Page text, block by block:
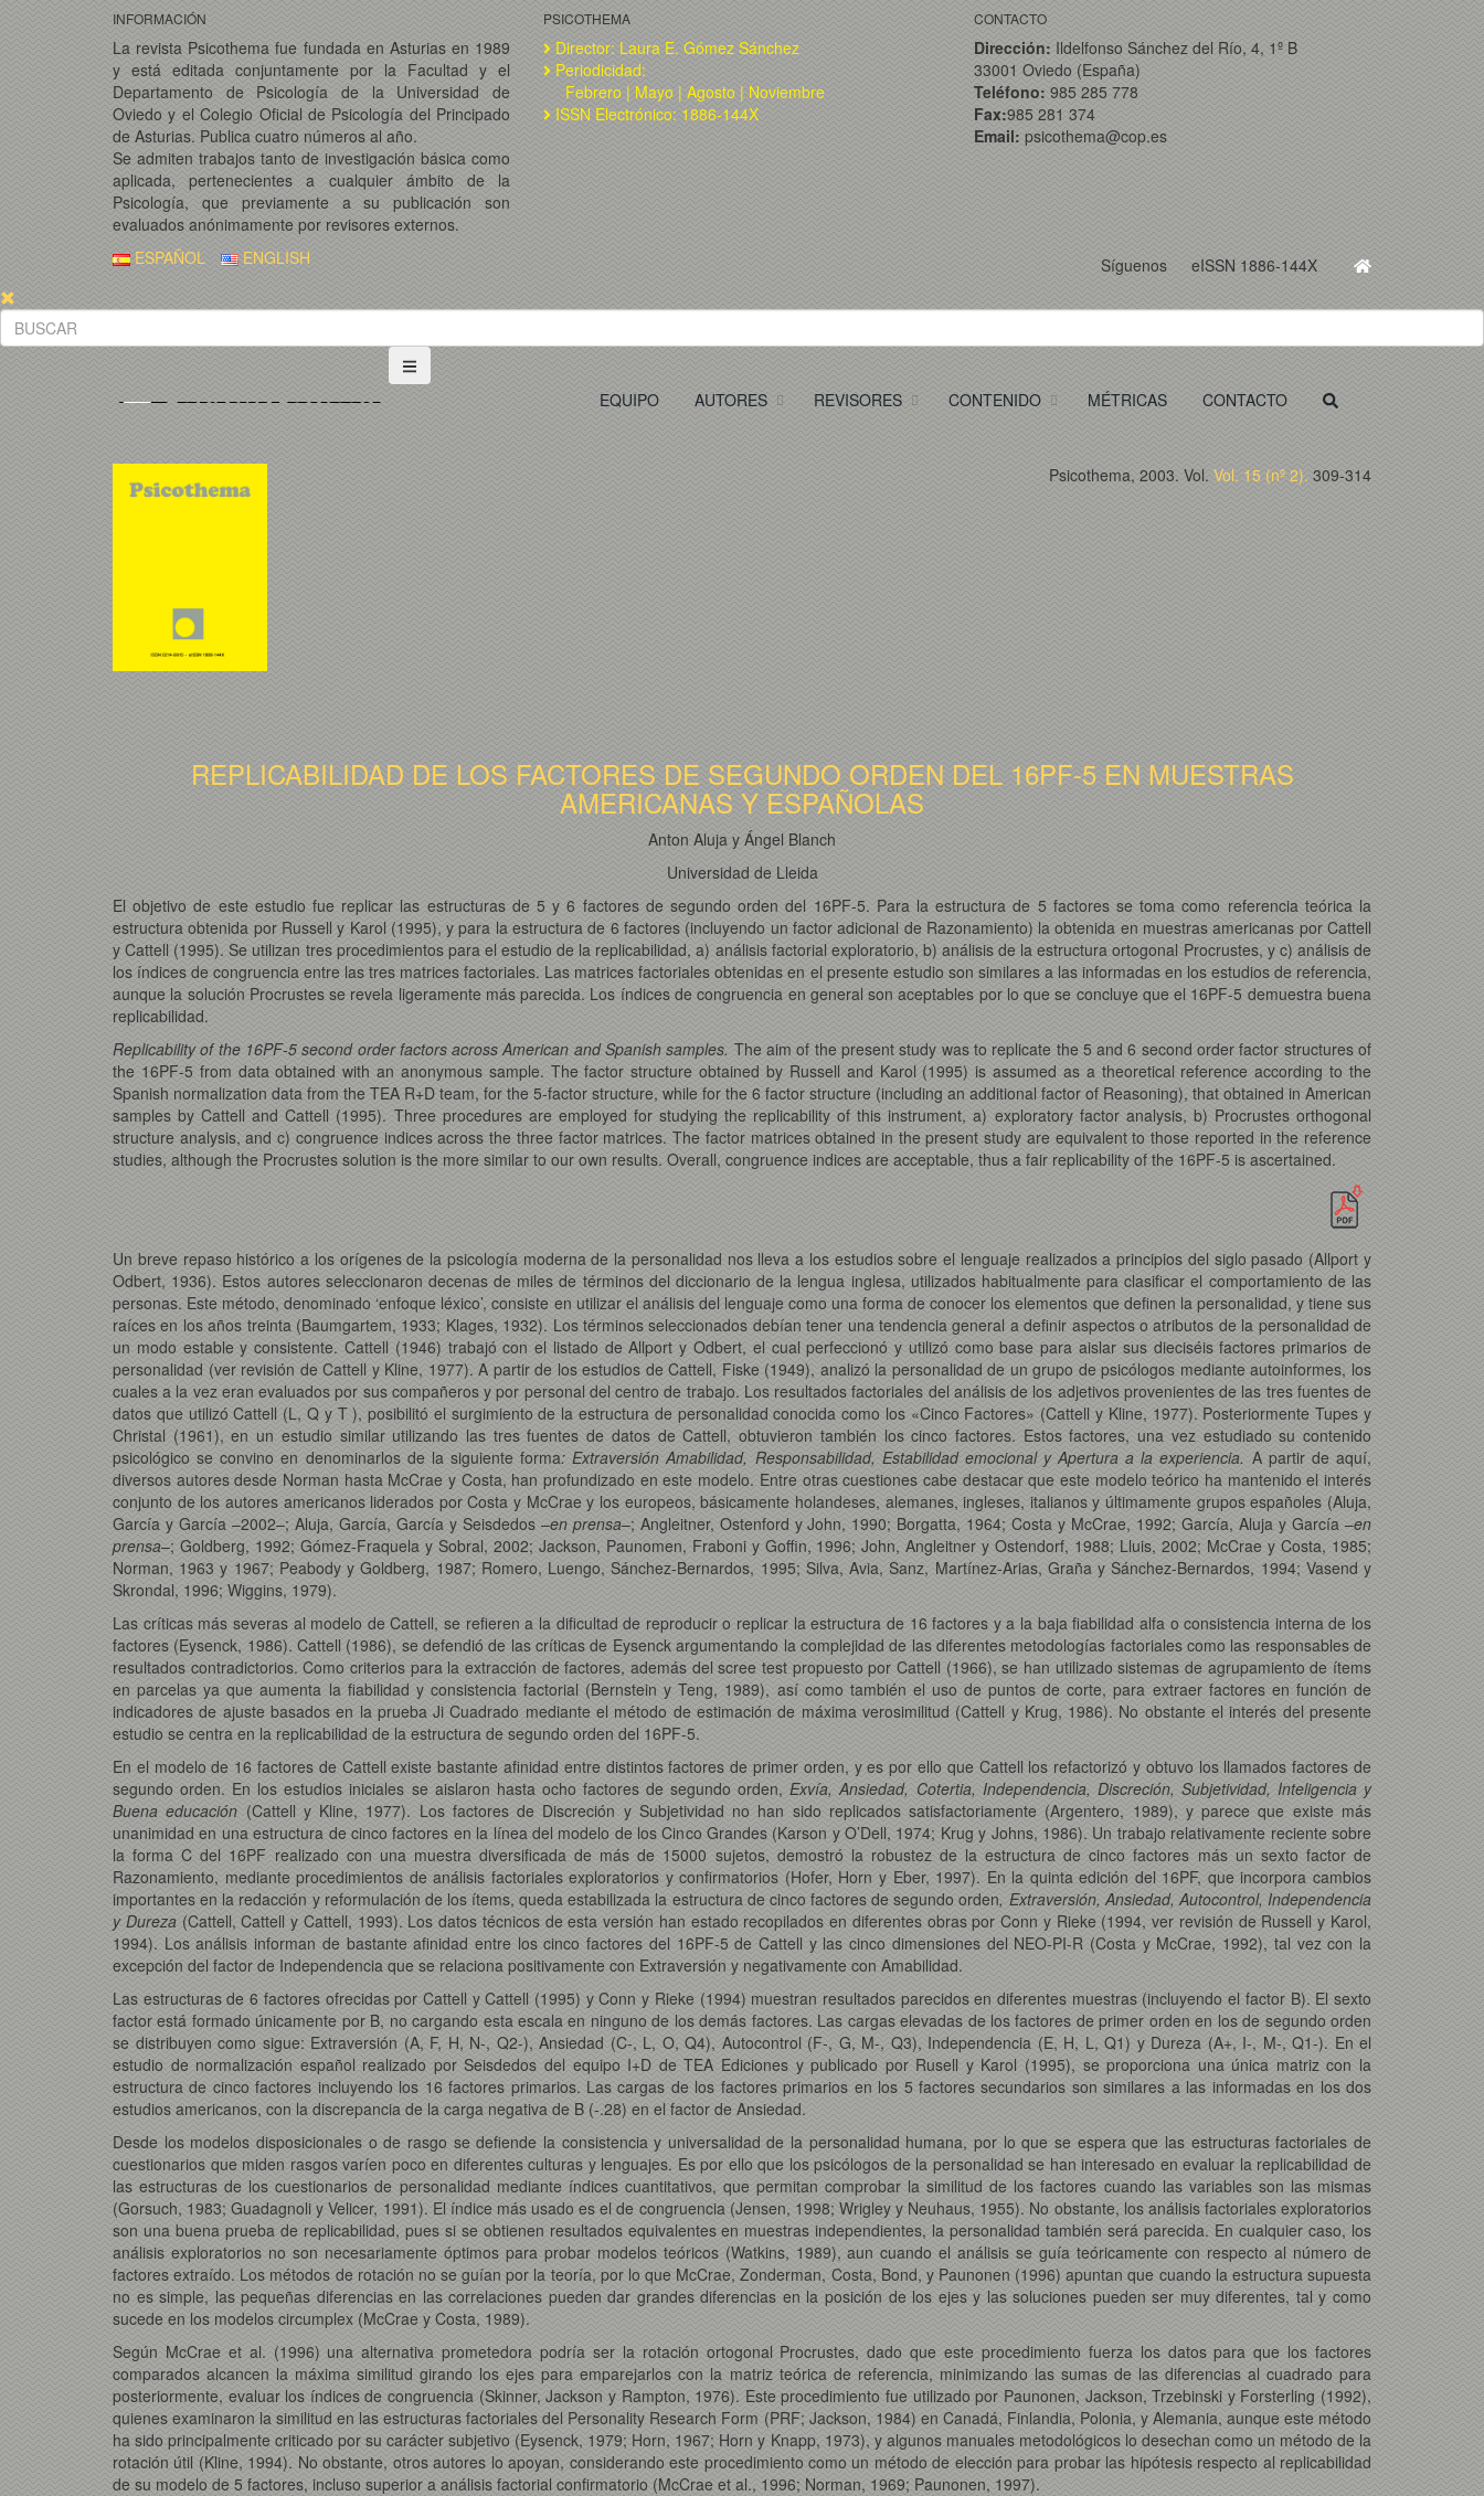
INFORMACIÓN
La revista Psicothema fue fundada en Asturias en 1989
y está editada conjuntamente por la Facultad y el
Departamento de Psicología de la Universidad de
Oviedo y el Colegio Oficial de Psicología del Principado
de Asturias. Publica cuatro números al año.
Se admiten trabajos tanto de investigación básica como
aplicada, pertenecientes a cualquier ámbito de la
Psicología, que previamente a su publicación son
evaluados anónimamente por revisores externos.
PSICOTHEMA
Director: Laura E. Gómez Sánchez
Periodicidad:
Febrero | Mayo | Agosto | Noviembre
ISSN Electrónico: 1886-144X
CONTACTO
Dirección: Ildelfonso Sánchez del Río, 4, 1º B
33001 Oviedo (España)
Teléfono: 985 285 778
Fax:985 281 374
Email: psicothema@cop.es
Síguenos eISSN 1886-144X
ESPAÑOL ENGLISH
EQUIPO AUTORES REVISORES CONTENIDO MÉTRICAS CONTACTO
Psicothema, 2003. Vol. Vol. 15 (nº 2). 309-314
REPLICABILIDAD DE LOS FACTORES DE SEGUNDO ORDEN DEL 16PF-5 EN MUESTRAS
AMERICANAS Y ESPAÑOLAS
Anton Aluja y Ángel Blanch
Universidad de Lleida
El objetivo de este estudio fue replicar las estructuras de 5 y 6 factores de segundo orden del 16PF-5. Para la estructura de 5 factores se toma como referencia teórica la
estructura obtenida por Russell y Karol (1995), y para la estructura de 6 factores (incluyendo un factor adicional de Razonamiento) la obtenida en muestras americanas por Cattell
y Cattell (1995). Se utilizan tres procedimientos para el estudio de la replicabilidad, a) análisis factorial exploratorio, b) análisis de la estructura ortogonal Procrustes, y c) análisis de
los índices de congruencia entre las tres matrices factoriales. Las matrices factoriales obtenidas en el presente estudio son similares a las informadas en los estudios de referencia,
aunque la solución Procrustes se revela ligeramente más parecida. Los índices de congruencia en general son aceptables por lo que se concluye que el 16PF-5 demuestra buena
replicabilidad.
Replicability of the 16PF-5 second order factors across American and Spanish samples. The aim of the present study was to replicate the 5 and 6 second order factor structures of
the 16PF-5 from data obtained with an anonymous sample. The factor structure obtained by Russell and Karol (1995) is assumed as a theoretical reference according to the
Spanish normalization data from the TEA R+D team, for the 5-factor structure, while for the 6 factor structure (including an additional factor of Reasoning), that obtained in American
samples by Cattell and Cattell (1995). Three procedures are employed for studying the replicability of this instrument, a) exploratory factor analysis, b) Procrustes orthogonal
structure analysis, and c) congruence indices across the three factor matrices. The factor matrices obtained in the present study are equivalent to those reported in the reference
studies, although the Procrustes solution is the more similar to our own results. Overall, congruence indices are acceptable, thus a fair replicability of the 16PF-5 is ascertained.
Un breve repaso histórico a los orígenes de la psicología moderna de la personalidad nos lleva a los estudios sobre el lenguaje realizados a principios del siglo pasado (Allport y
Odbert, 1936). Estos autores seleccionaron decenas de miles de términos del diccionario de la lengua inglesa, utilizados habitualmente para clasificar el comportamiento de las
personas. Este método, denominado ‘enfoque léxico’, consiste en utilizar el análisis del lenguaje como una forma de conocer los elementos que definen la personalidad, y tiene sus
raíces en los años treinta (Baumgartem, 1933; Klages, 1932). Los términos seleccionados debían tener una tendencia general a definir aspectos o atributos de la personalidad de
un modo estable y consistente. Cattell (1946) trabajó con el listado de Allport y Odbert, el cual perfeccionó y utilizó como base para aislar sus dieciséis factores primarios de
personalidad (ver revisión de Cattell y Kline, 1977). A partir de los estudios de Cattell, Fiske (1949), analizó la personalidad de un grupo de psicólogos mediante autoinformes, los
cuales a la vez eran evaluados por sus compañeros y por personal del centro de trabajo. Los resultados factoriales del análisis de los adjetivos provenientes de las tres fuentes de
datos que utilizó Cattell (L, Q y T ), posibilitó el surgimiento de la estructura de personalidad conocida como los «Cinco Factores» (Cattell y Kline, 1977). Posteriormente Tupes y
Christal (1961), en un estudio similar utilizando las tres fuentes de datos de Cattell, obtuvieron también los cinco factores. Estos factores, una vez estudiado su contenido
psicológico se convino en denominarlos de la siguiente forma: Extraversión Amabilidad, Responsabilidad, Estabilidad emocional y Apertura a la experiencia. A partir de aquí,
diversos autores desde Norman hasta McCrae y Costa, han profundizado en este modelo. Entre otras cuestiones cabe destacar que este modelo teórico ha mantenido el interés
conjunto de los autores americanos liderados por Costa y McCrae y los europeos, básicamente holandeses, alemanes, ingleses, italianos y últimamente grupos españoles (Aluja,
García y García –2002–; Aluja, García, García y Seisdedos –en prensa–; Angleitner, Ostenford y John, 1990; Borgatta, 1964; Costa y McCrae, 1992; García, Aluja y García –en
prensa–; Goldberg, 1992; Gómez-Fraquela y Sobral, 2002; Jackson, Paunomen, Fraboni y Goffin, 1996; John, Angleitner y Ostendorf, 1988; Lluis, 2002; McCrae y Costa, 1985;
Norman, 1963 y 1967; Peabody y Goldberg, 1987; Romero, Luengo, Sánchez-Bernardos, 1995; Silva, Avia, Sanz, Martínez-Arias, Graña y Sánchez-Bernardos, 1994; Vasend y
Skrondal, 1996; Wiggins, 1979).
Las críticas más severas al modelo de Cattell, se refieren a la dificultad de reproducir o replicar la estructura de 16 factores y a la baja fiabilidad alfa o consistencia interna de los
factores (Eysenck, 1986). Cattell (1986), se defendió de las críticas de Eysenck argumentando la complejidad de las diferentes metodologías factoriales como las responsables de
resultados contradictorios. Como criterios para la extracción de factores, además del scree test propuesto por Cattell (1966), se han utilizado sistemas de agrupamiento de ítems
en parcelas ya que aumenta la fiabilidad y consistencia factorial (Bernstein y Teng, 1989), así como también el uso de puntos de corte, para extraer factores en función de
indicadores de ajuste basados en la prueba Ji Cuadrado mediante el método de estimación de máxima verosimilitud (Cattell y Krug, 1986). No obstante el interés del presente
estudio se centra en la replicabilidad de la estructura de segundo orden del 16PF-5.
En el modelo de 16 factores de Cattell existe bastante afinidad entre distintos factores de primer orden, y es por ello que Cattell los refactorizó y obtuvo los llamados factores de
segundo orden. En los estudios iniciales se aislaron hasta ocho factores de segundo orden, Exvía, Ansiedad, Cotertia, Independencia, Discreción, Subjetividad, Inteligencia y
Buena educación (Cattell y Kline, 1977). Los factores de Discreción y Subjetividad no han sido replicados satisfactoriamente (Argentero, 1989), y parece que existe más
unanimidad en una estructura de cinco factores en la línea del modelo de los Cinco Grandes (Karson y O’Dell, 1974; Krug y Johns, 1986). Un trabajo relativamente reciente sobre
la forma C del 16PF realizado con una muestra diversificada de más de 15000 sujetos, demostró la robustez de la estructura de cinco factores más un sexto factor de
Razonamiento, mediante procedimientos de análisis factoriales exploratorios y confirmatorios (Hofer, Horn y Eber, 1997). En la quinta edición del 16PF, que incorpora cambios
importantes en la redacción y reformulación de los ítems, queda estabilizada la estructura de cinco factores de segundo orden, Extraversión, Ansiedad, Autocontrol, Independencia
y Dureza(Cattell, Cattell y Cattell, 1993). Los datos técnicos de esta versión han estado recopilados en diferentes obras por Conn y Rieke (1994, ver revisión de Russell y Karol,
1994). Los análisis informan de bastante afinidad entre los cinco factores del 16PF-5 de Cattell y las cinco dimensiones del NEO-PI-R (Costa y McCrae, 1992), tal vez con la
excepción del factor de Independencia que se relaciona positivamente con Extraversión y negativamente con Amabilidad.
Las estructuras de 6 factores ofrecidas por Cattell y Cattell (1995) y Conn y Rieke (1994) muestran resultados parecidos en diferentes muestras (incluyendo el factor B). El sexto
factor está formado únicamente por B, no cargando esta escala en ninguno de los demás factores. Las cargas elevadas de los factores de primer orden en los de segundo orden
se distribuyen como sigue: Extraversión (A, F, H, N-, Q2-), Ansiedad (C-, L, O, Q4), Autocontrol (F-, G, M-, Q3), Independencia (E, H, L, Q1) y Dureza (A+, I-, M-, Q1-). En el
estudio de normalización español realizado por Seisdedos del equipo I+D de TEA Ediciones y publicado por Rusell y Karol (1995), se proporciona una única matriz con la
estructura de cinco factores incluyendo los 16 factores primarios. Las cargas de los factores primarios en los 5 factores secundarios son similares a las informadas en los dos
estudios americanos, con la discrepancia de la carga negativa de B (-.28) en el factor de Ansiedad.
Desde los modelos disposicionales o de rasgo se defiende la consistencia y universalidad de la personalidad humana, por lo que se espera que las estructuras factoriales de
cuestionarios que miden rasgos varíen poco en diferentes culturas y lenguajes. Es por ello que los psicólogos de la personalidad se han interesado en evaluar la replicabilidad de
las estructuras de los cuestionarios de personalidad mediante índices cuantitativos, que permitan comprobar la similitud de los factores cuando las variables son las mismas
(Gorsuch, 1983; Guadagnoli y Velicer, 1991). El índice más usado es el de congruencia (Jensen, 1998; Wrigley y Neuhaus, 1955). No obstante, los análisis factoriales exploratorios
son una buena prueba de replicabilidad, pues si se obtienen resultados equivalentes en muestras independientes, la personalidad también será parecida. En cualquier caso, los
análisis exploratorios no son necesariamente óptimos para probar modelos teóricos (Watkins, 1989), aun cuando el análisis se guía teóricamente con respecto al número de
factores extraído. Los métodos de rotación no se guían por la teoría, por lo que McCrae, Zonderman, Costa, Bond, y Paunonen (1996) apuntan que cuando la estructura supuesta
no es simple, las pequeñas diferencias en las correlaciones pueden dar grandes diferencias en la posición de los ejes y las soluciones pueden ser muy diferentes, tal y como
sucede en los modelos circumplex (McCrae y Costa, 1989).
Según McCrae et al. (1996) una alternativa prometedora podría ser la rotación ortogonal Procrustes, dado que este procedimiento fuerza los datos para que los factores
comparados alcancen la máxima similitud girando los ejes para emparejarlos con la matriz teórica de referencia, minimizando las sumas de las diferencias al cuadrado para
posteriormente, evaluar los índices de congruencia (Skinner, Jackson y Rampton, 1976). Este procedimiento fue utilizado por Paunonen, Jackson, Trzebinski y Forsterling (1992),
quienes examinaron la similitud en las estructuras factoriales del Personality Research Form (PRF; Jackson, 1984) en Canadá, Finlandia, Polonia, y Alemania, aunque este método
ha sido principalmente criticado por su carácter subjetivo (Eysenck, 1979; Horn, 1967; Horn y Knapp, 1973), y algunos manuales metodológicos lo desechan como un método de la
rotación útil (Kline, 1994). No obstante, otros autores lo apoyan, considerando este procedimiento como un método de elección para probar las hipótesis respecto al replicabilidad
de su modelo de 5 factores, incluso superior a análisis factorial confirmatorio (McCrae et al., 1996; Norman, 1969; Paunonen, 1997).